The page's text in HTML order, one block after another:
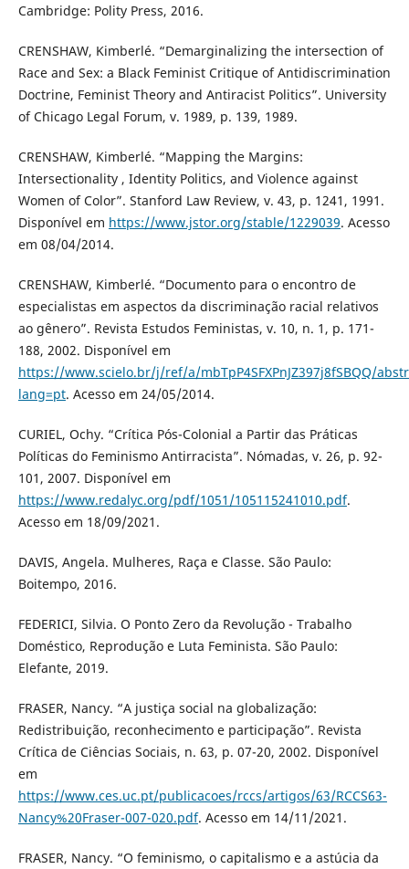
Cambridge: Polity Press, 2016.
CRENSHAW, Kimberlé. “Demarginalizing the intersection of
Race and Sex: a Black Feminist Critique of Antidiscrimination
Doctrine, Feminist Theory and Antiracist Politics”. University
of Chicago Legal Forum, v. 1989, p. 139, 1989.
CRENSHAW, Kimberlé. “Mapping the Margins:
Intersectionality , Identity Politics, and Violence against
Women of Color”. Stanford Law Review, v. 43, p. 1241, 1991.
Disponível em https://www.jstor.org/stable/1229039. Acesso
em 08/04/2014.
CRENSHAW, Kimberlé. “Documento para o encontro de
especialistas em aspectos da discriminação racial relativos
ao gênero”. Revista Estudos Feministas, v. 10, n. 1, p. 171-
188, 2002. Disponível em
https://www.scielo.br/j/ref/a/mbTpP4SFXPnJZ397j8fSBQQ/
lang=pt. Acesso em 24/05/2014.
CURIEL, Ochy. “Crítica Pós-Colonial a Partir das Práticas
Políticas do Feminismo Antirracista”. Nómadas, v. 26, p. 92-
101, 2007. Disponível em
https://www.redalyc.org/pdf/1051/105115241010.pdf.
Acesso em 18/09/2021.
DAVIS, Angela. Mulheres, Raça e Classe. São Paulo:
Boitempo, 2016.
FEDERICI, Silvia. O Ponto Zero da Revolução - Trabalho
Doméstico, Reprodução e Luta Feminista. São Paulo:
Elefante, 2019.
FRASER, Nancy. “A justiça social na globalização:
Redistribuição, reconhecimento e participação”. Revista
Crítica de Ciências Sociais, n. 63, p. 07-20, 2002. Disponível
em
https://www.ces.uc.pt/publicacoes/rccs/artigos/63/RCCS63-
Nancy%20Fraser-007-020.pdf. Acesso em 14/11/2021.
FRASER, Nancy. “O feminismo, o capitalismo e a astúcia da